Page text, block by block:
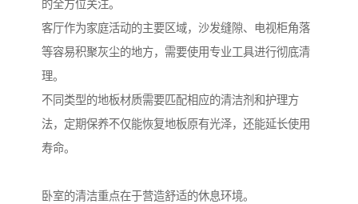
的全方位关注。
客厅作为家庭活动的主要区域，沙发缝隙、电视柜角落
等容易积聚灰尘的地方，需要使用专业工具进行彻底清
理。
不同类型的地板材质需要匹配相应的清洁剂和护理方
法，定期保养不仅能恢复地板原有光泽，还能延长使用
寿命。
卧室的清洁重点在于营造舒适的休息环境。